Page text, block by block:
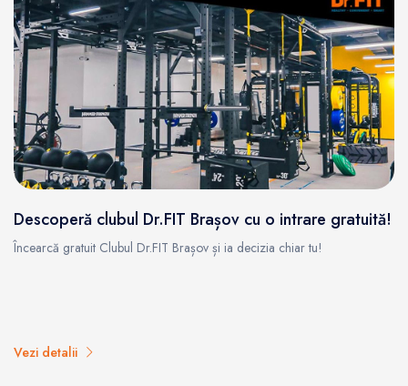
Descoperă clubul Dr.FIT Brașov cu o intrare gratuită!
Încearcă gratuit Clubul Dr.FIT Brașov și ia decizia chiar tu!
Vezi detalii